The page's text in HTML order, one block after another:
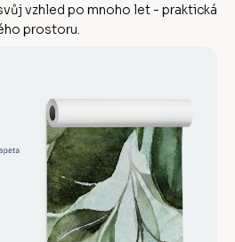
vzhled po mnoho let - praktická
prostoru.